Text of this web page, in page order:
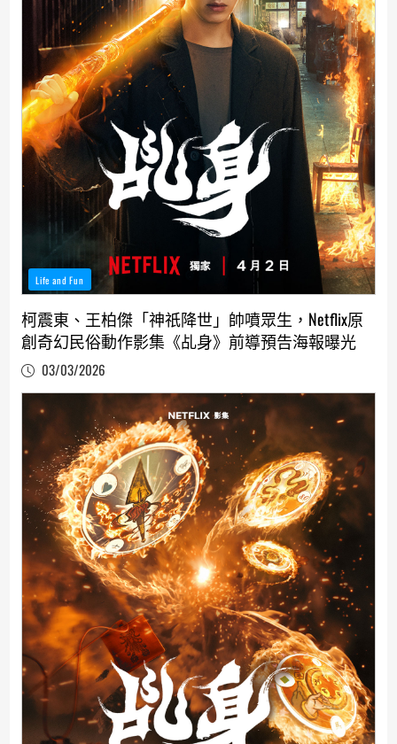
Life and Fun
柯震東、王柏傑「神祇降世」帥噴眾生，Netflix原
創奇幻民俗動作影集《乩身》前導預告海報曝光
03/03/2026